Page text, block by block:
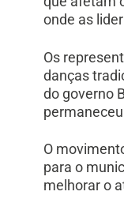
onde as
Os
danças
do governo
O
para o
melhorar o